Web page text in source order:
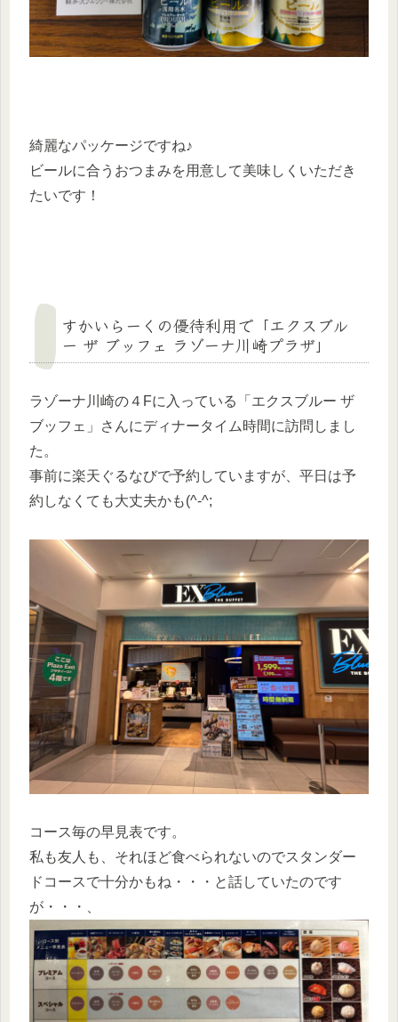
綺麗なパッケージですね♪
ビールに合うおつまみを用意して美味しくいただき
たいです！
すかいらーくの優待利用で「エクスブル
ー ザ ブッフェ ラゾーナ川崎プラザ」
ラゾーナ川崎の４Fに入っている「エクスブルー ザ
ブッフェ」さんにディナータイム時間に訪問しまし
た。
事前に楽天ぐるなびで予約していますが、平日は予
約しなくても大丈夫かも(^-^;
コース毎の早見表です。
私も友人も、それほど食べられないのでスタンダー
ドコースで十分かもね・・・と話していたのです
が・・・、